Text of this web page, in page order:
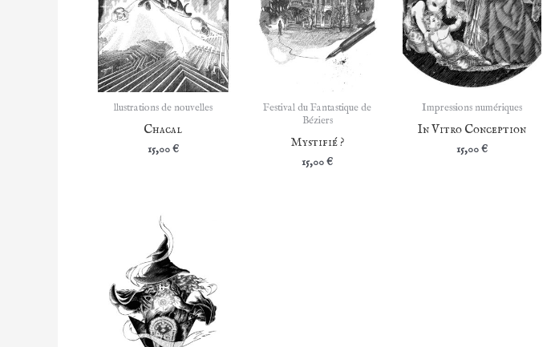
llustrations de nouvelles
Chacal
15,00€
Festival du Fantastique de
Béziers
Mystifié ?
15,00€
Impressions numériques
In Vitro Conception
15,00€